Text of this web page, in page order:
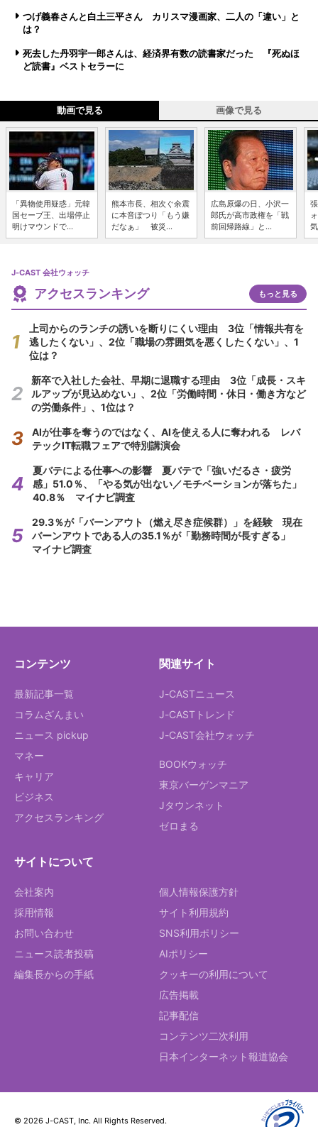
つげ義春さんと白土三平さん カリスマ漫画家、二人の「違い」と
は？
死去した丹羽宇一郎さんは、経済界有数の読書家だった 『死ぬほ
ど読書』ベストセラーに
動画で見る 画像で見る
「異物使用疑惑」元韓
国セーブ王、出場停止
明けマウンドで...
熊本市長、相次ぐ余震
に本音ぽつり「もう嫌
だなぁ」 被災...
広島原爆の日、小沢一
郎氏が高市政権を「戦
前回帰路線」と...
J-CAST 会社ウォッチ
アクセスランキング もっと見る
上司からのランチの誘いを断りにくい理由 3位「情報共有を
逃したくない」、2位「職場の雰囲気を悪くしたくない」、1
位は？
新卒で入社した会社、早期に退職する理由 3位「成長・スキ
ルアップが見込めない」、2位「労働時間・休日・働き方など
の労働条件」、1位は？
AIが仕事を奪うのではなく、AIを使える人に奪われる レバ
テックIT転職フェアで特別講演会
夏バテによる仕事への影響 夏バテで「強いだるさ・疲労
感」51.0％、「やる気が出ない／モチベーションが落ちた」
40.8％ マイナビ調査
29.3％が「バーンアウト（燃え尽き症候群）」を経験 現在
バーンアウトである人の35.1％が「勤務時間が長すぎる」
マイナビ調査
コンテンツ
最新記事一覧
コラムざんまい
ニュース pickup
マネー
キャリア
ビジネス
アクセスランキング
関連サイト
J-CASTニュース
J-CASTトレンド
J-CAST会社ウォッチ
BOOKウォッチ
東京バーゲンマニア
Jタウンネット
ゼロまる
サイトについて
会社案内
採用情報
お問い合わせ
ニュース読者投稿
編集長からの手紙
個人情報保護方針
サイト利用規約
SNS利用ポリシー
AIポリシー
クッキーの利用について
広告掲載
記事配信
コンテンツ二次利用
日本インターネット報道協会
© 2026 J-CAST, Inc. All Rights Reserved.